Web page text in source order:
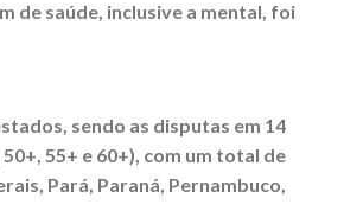
de saúde, inclusive a mental, foi
sendo as disputas em 14
55+ e 60+), com um total de
Pará, Paraná, Pernambuco,